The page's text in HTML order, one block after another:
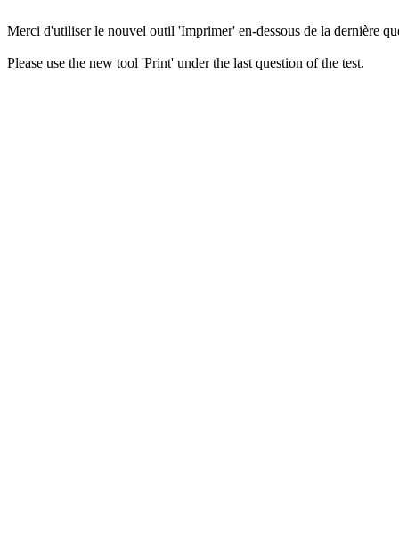
Merci d'utiliser le nouvel outil 'Imprimer' en-dessous de la dernière
Please use the new tool 'Print' under the last question of the test.